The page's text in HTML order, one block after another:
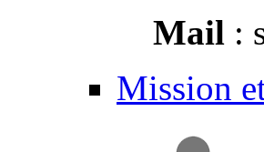
Mail :
Mission